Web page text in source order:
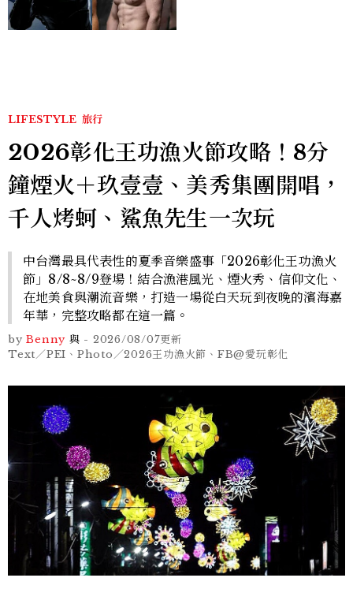
LIFESTYLE 旅行
2026彰化王功漁火節攻略！8分
鐘煙火＋玖壹壹、美秀集團開唱，
千人烤蚵、鯊魚先生一次玩
中台灣最具代表性的夏季音樂盛事「2026彰化王功漁火
節」8/8~8/9登場！結合漁港風光、煙火秀、信仰文化、
在地美食與潮流音樂，打造一場從白天玩到夜晚的濱海嘉
年華，完整攻略都在這一篇。
by Benny 與 - 2026/08/07更新
Text／PEI、Photo／2026王功漁火節、FB@愛玩彰化